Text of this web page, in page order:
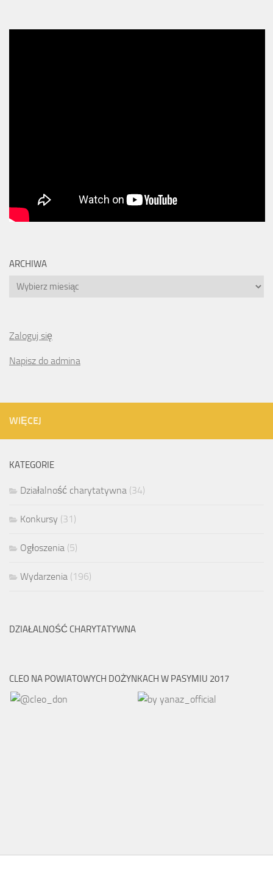
ARCHIWA
Archiwa
Zaloguj się
Napisz do admina
WIĘCEJ
KATEGORIE
Działalność charytatywna (34)
Konkursy (31)
Ogłoszenia (5)
Wydarzenia (196)
DZIAŁALNOŚĆ CHARYTATYWNA
CLEO NA POWIATOWYCH DOŻYNKACH W PASYMIU 2017